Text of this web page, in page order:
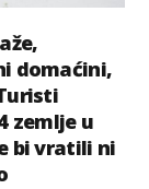
domaćini,
zemlje u
bi vratili ni